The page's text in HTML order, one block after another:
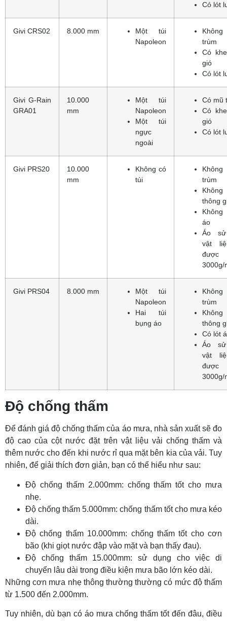
Có lót
Givi CRS02 8.000 mm
Một túi
Napoleon
Không
trùm
Có
gió
Có lót
Givi G-Rain
GRA01
10.000
mm
Một túi
Napoleon
Một túi
ngực
ngoài
Có mũ
Có
gió
Có lót
Givi PRS20
10.000
mm
Không có
túi
trùm
thông
áo
Áo
vật
được
3000g/
Givi PRS04 8.000 mm
Một túi
Napoleon
Hai túi
bụng áo
trùm
thông
Có lót
Áo
vật
được
3000g/
Độ chống thấm
Để đánh giá độ chống thấm của áo mưa, nhà sản xuất sẽ đo
độ cao của cột nước đặt trên vật liệu vải chống thấm và
thêm nước cho đến khi nước rỉ qua mặt bên kia của vải. Tuy
nhiên, để giải thích đơn giản, bạn có thể hiểu như sau:
Độ chống thấm 2.000mm: chống thấm tốt cho mưa
nhẹ.
Độ chống thấm 5.000mm: chống thấm tốt cho mưa kéo
dài.
Độ chống thấm 10.000mm: chống thấm tốt cho cơn
bão (khi giọt nước đập vào mặt và bạn thấy đau).
Độ chống thấm 15.000mm: sử dụng cho việc di
chuyển lâu dài trong điều kiện mưa bão lớn kéo dài.
Những cơn mưa nhẹ thông thường thường có mức độ thấm
từ 1.500 đến 2.000mm.
Tuy nhiên, dù bạn có áo mưa chống thấm tốt đến đâu, điều